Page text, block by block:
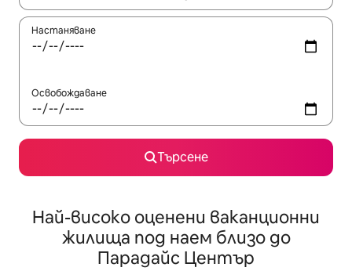
Настаняване
Освобождаване
Търсене
Най-високо оценени ваканционни
жилища под наем близо до
Парадайс Център